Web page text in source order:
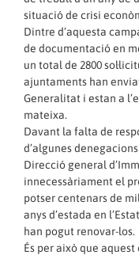
situació de crisi
Dintre d’aquesta
de documentació en
un total de 2800
ajuntaments han
Generalitat i estan a
mateixa.
Davant la falta de
d’algunes
Direcció general
innecessàriament el
potser centenars de
anys d’estada en
han pogut renovar-los.
És per això que aquest